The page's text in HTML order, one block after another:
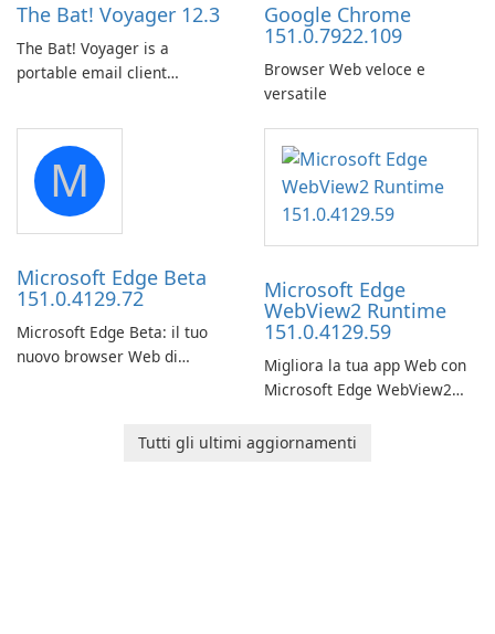
The Bat! Voyager 12.3
The Bat! Voyager is a
portable email client
portable media on any
computer running Microsoft
Windows.
Google Chrome
151.0.7922.109
Browser Web veloce e
versatile
M
Microsoft Edge Beta
151.0.4129.72
Microsoft Edge Beta: il tuo
nuovo browser Web di
Microsoft Edge
WebView2 Runtime
151.0.4129.59
Migliora la tua app Web con
Microsoft Edge WebView2
Tutti gli ultimi aggiornamenti